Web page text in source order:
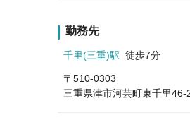
勤務先
千里(三重)駅 徒歩7分
〒510-0303
三重県津市河芸町東千里46-